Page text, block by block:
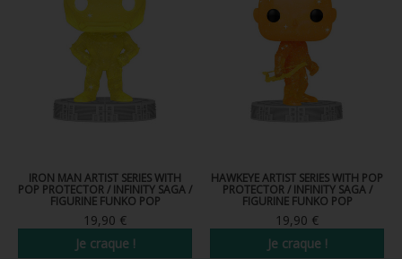
LOUNGEFLY
IRON MAN ARTIST SERIES WITH
POP PROTECTOR / INFINITY SAGA /
FIGURINE FUNKO POP
19,90 €
Je craque !
HAWKEYE ARTIST SERIES WITH POP
PROTECTOR / INFINITY SAGA /
FIGURINE FUNKO POP
19,90 €
Je craque !